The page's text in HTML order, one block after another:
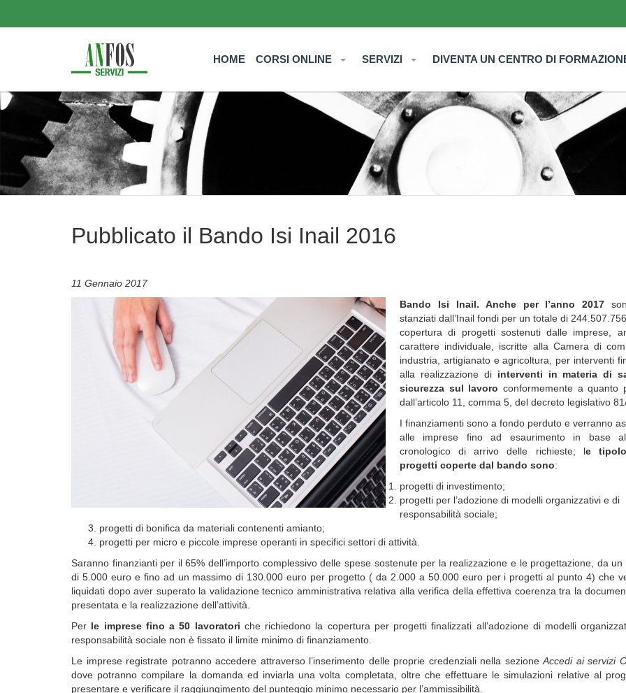
HOME CORSI ONLINE SERVIZI DIVENTA UN CENTRO DI
Pubblicato il Bando Isi Inail 2016
11 Gennaio 2017
Bando Isi Inail. Anche per l’anno 2017
stanziati dall’Inail fondi per un totale di
copertura di progetti sostenuti dalle imprese,
carattere individuale, iscritte alla Camera di
industria, artigianato e agricoltura, per interventi
alla realizzazione diinterventi in materia di
sicurezza sul lavoro conformemente a quanto
dall’articolo 11, comma 5, del decreto legislativo
I finanziamenti sono a fondo perduto e verranno
alle imprese fino ad esaurimento in base
cronologico di arrivo delle richieste; le
progetti coperte dal bando sono:
progetti di investimento;
progetti per l’adozione di modelli organizzativi e di
responsabilità sociale;
progetti di bonifica da materiali contenenti amianto;
progetti per micro e piccole imprese operanti in specifici settori di attività.
Saranno finanzianti per il 65% dell’importo complessivo delle spese sostenute per la realizzazione e le progettazione, da un
di 5.000 euro e fino ad un massimo di 130.000 euro per progetto ( da 2.000 a 50.000 euro per i progetti al punto 4) che
liquidati dopo aver superato la validazione tecnico amministrativa relativa alla verifica della effettiva coerenza tra la
presentata e la realizzazione dell’attività.
Per le imprese fino a 50 lavoratori che richiedono la copertura per progetti finalizzati all’adozione di modelli
responsabilità sociale non è fissato il limite minimo di finanziamento.
Le imprese registrate potranno accedere attraverso l’inserimento delle proprie credenziali nella sezione Accedi ai servizi
dove potranno compilare la domanda ed inviarla una volta completata, oltre che effettuare le simulazioni relative al
presentare e verificare il raggiungimento del punteggio minimo necessario per l’ammissibilità.